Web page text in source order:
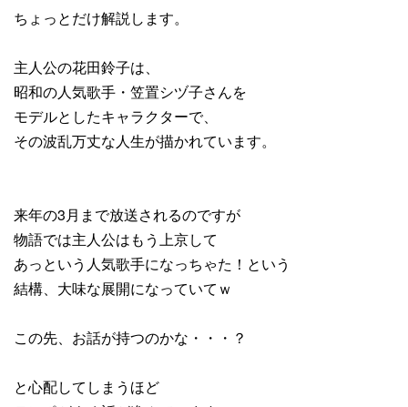
ちょっとだけ解説します。
主人公の花田鈴子は、
昭和の人気歌手・笠置シヅ子さんを
モデルとしたキャラクターで、
その波乱万丈な人生が描かれています。
来年の3月まで放送されるのですが
物語では主人公はもう上京して
あっという人気歌手になっちゃた！という
結構、大味な展開になっていてｗ
この先、お話が持つのかな・・・？
と心配してしまうほど